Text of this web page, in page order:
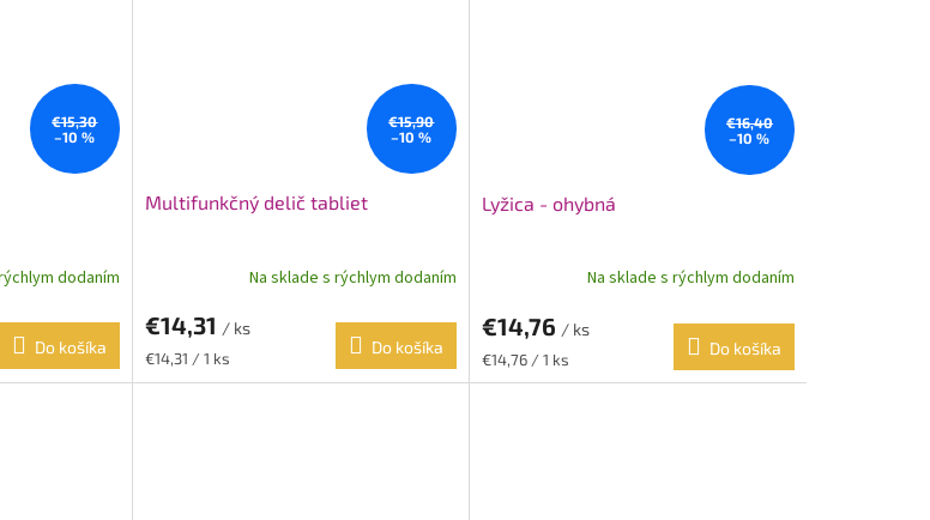
€15,30
–10 %
dodaním
Do košíka
€15,90
–10 %
Multifunkčný delič tabliet
Na sklade s rýchlym dodaním
€14,31 / ks
Jednotková
cena:
€14,31 / 1 ks
Do košíka
€16,40
–10 %
Lyžica - ohybná
Na sklade s rýchlym dodaním
€14,76 / ks
Jednotková
cena:
€14,76 / 1 ks
Do košíka